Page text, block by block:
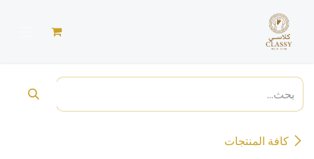
كافة المنتجات